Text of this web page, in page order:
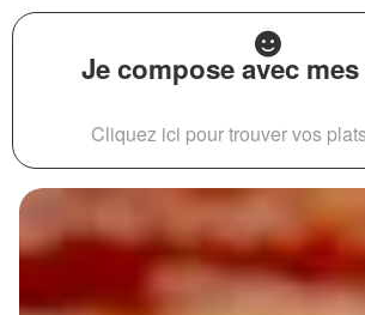
Je compose avec
Cliquez ici pour trouver vos